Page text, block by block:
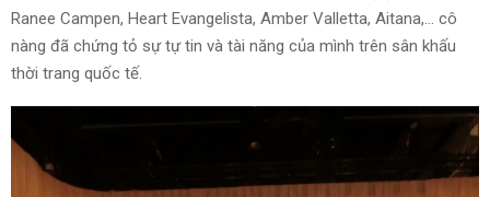
Ranee Campen, Heart Evangelista, Amber Valletta, Aitana,… cô
nàng đã chứng tỏ sự tự tin và tài năng của mình trên sân khấu
thời trang quốc tế.